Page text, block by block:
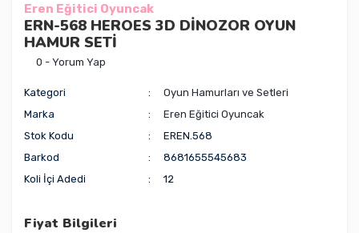
Eren Eğitici Oyuncak
ERN-568 HEROES 3D DİNOZOR OYUN
HAMUR SETİ
0 - Yorum Yap
Kategori
Oyun Hamurları ve Setleri
Marka
Eren Eğitici Oyuncak
Stok Kodu
EREN.568
Barkod
8681655545683
Koli İçi Adedi
12
Fiyat Bilgileri